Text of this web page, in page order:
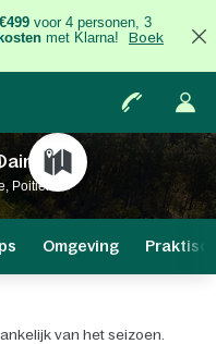
voor 4 personen, 3
met Klarna!
Boek
Poitiers
Omgeving
van het seizoen.